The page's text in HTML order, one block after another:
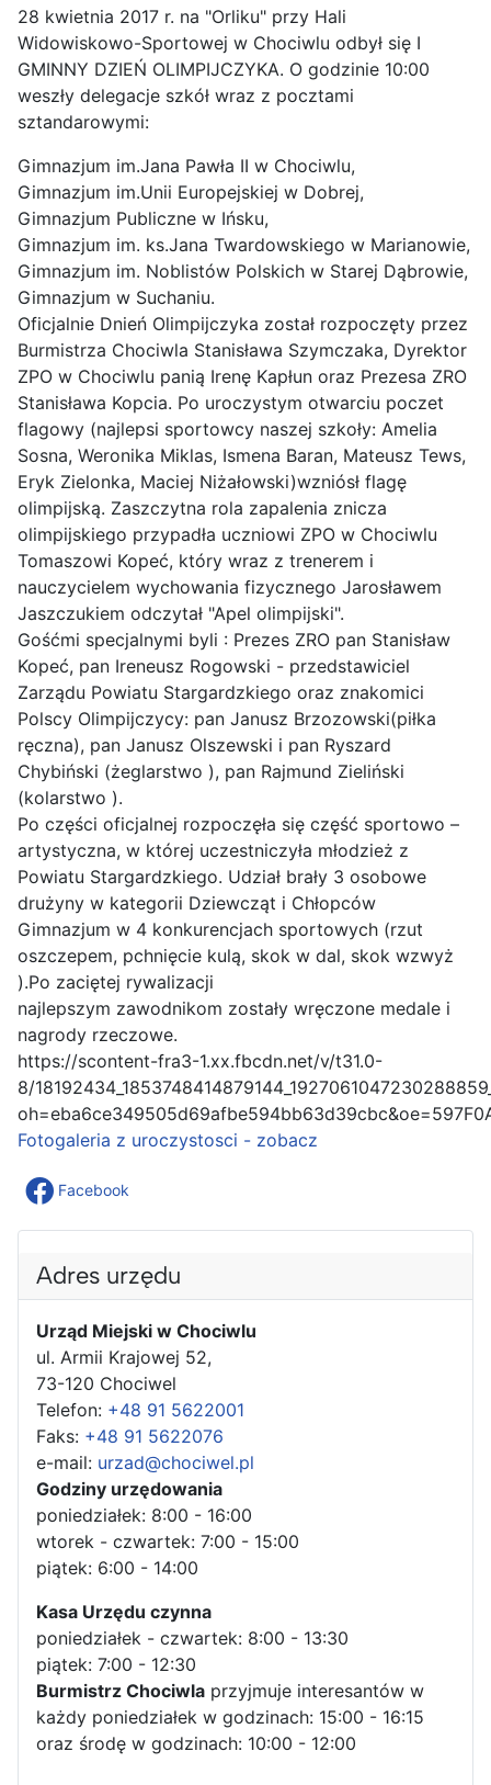
28 kwietnia 2017 r. na "Orliku" przy Hali
Widowiskowo-Sportowej w Chociwlu odbył się I
GMINNY DZIEŃ OLIMPIJCZYKA. O godzinie 10:00
weszły delegacje szkół wraz z pocztami
sztandarowymi:
Gimnazjum im.Jana Pawła II w Chociwlu,
Gimnazjum im.Unii Europejskiej w Dobrej,
Gimnazjum Publiczne w Ińsku,
Gimnazjum im. ks.Jana Twardowskiego w Marianowie,
Gimnazjum im. Noblistów Polskich w Starej Dąbrowie,
Gimnazjum w Suchaniu.
Oficjalnie Dnień Olimpijczyka został rozpoczęty przez
Burmistrza Chociwla Stanisława Szymczaka, Dyrektor
ZPO w Chociwlu panią Irenę Kapłun oraz Prezesa ZRO
Stanisława Kopcia. Po uroczystym otwarciu poczet
flagowy (najlepsi sportowcy naszej szkoły: Amelia
Sosna, Weronika Miklas, Ismena Baran, Mateusz Tews,
Eryk Zielonka, Maciej Niżałowski)wzniósł flagę
olimpijską. Zaszczytna rola zapalenia znicza
olimpijskiego przypadła uczniowi ZPO w Chociwlu
Tomaszowi Kopeć, który wraz z trenerem i
nauczycielem wychowania fizycznego Jarosławem
Jaszczukiem odczytał "Apel olimpijski".
Gośćmi specjalnymi byli : Prezes ZRO pan Stanisław
Kopeć, pan Ireneusz Rogowski - przedstawiciel
Zarządu Powiatu Stargardzkiego oraz znakomici
Polscy Olimpijczycy: pan Janusz Brzozowski(piłka
ręczna), pan Janusz Olszewski i pan Ryszard
Chybiński (żeglarstwo ), pan Rajmund Zieliński
(kolarstwo ).
Po części oficjalnej rozpoczęła się część sportowo –
artystyczna, w której uczestniczyła młodzież z
Powiatu Stargardzkiego. Udział brały 3 osobowe
drużyny w kategorii Dziewcząt i Chłopców
Gimnazjum w 4 konkurencjach sportowych (rzut
oszczepem, pchnięcie kulą, skok w dal, skok wzwyż
).Po zaciętej rywalizacji
najlepszym zawodnikom zostały wręczone medale i
nagrody rzeczowe.
https://scontent-fra3-1.xx.fbcdn.net/v/t31.0-
8/
Fotogaleria z uroczystosci - zobacz
Facebook
Adres urzędu
Urząd Miejski w Chociwlu
ul. Armii Krajowej 52,
73-120 Chociwel
Telefon: +48 91 5622001
Faks: +48 91 5622076
e-mail: urzad@chociwel.pl
Godziny urzędowania
poniedziałek: 8:00 - 16:00
wtorek - czwartek: 7:00 - 15:00
piątek: 6:00 - 14:00
Kasa Urzędu czynna
poniedziałek - czwartek: 8:00 - 13:30
piątek: 7:00 - 12:30
Burmistrz Chociwla przyjmuje interesantów w
każdy poniedziałek w godzinach: 15:00 - 16:15
oraz środę w godzinach: 10:00 - 12:00